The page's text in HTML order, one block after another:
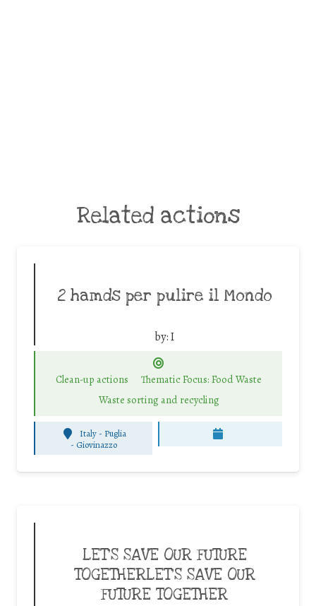
Related actions
2 hamds per pulire il Mondo
by:I
Clean-up actions
Thematic Focus: Food Waste
Waste sorting and recycling
Italy - Puglia
- Giovinazzo
LET’S SAVE OUR FUTURE
TOGETHERLET’S SAVE OUR
FUTURE TOGETHER